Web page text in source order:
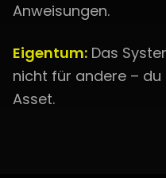
Anweisungen.
Eigentum: Das
nicht für andere –
Asset.